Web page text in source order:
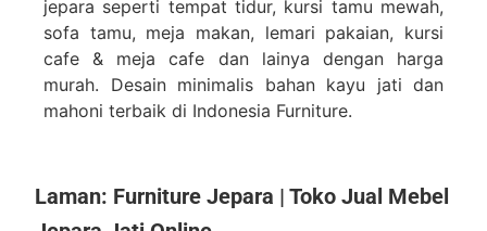
SEMUA PRODUK
jepara seperti tempat tidur, kursi tamu mewah,
sofa tamu, meja makan, lemari pakaian, kursi
cafe & meja cafe dan lainya dengan harga
murah. Desain minimalis bahan kayu jati dan
mahoni terbaik di Indonesia Furniture.
Laman: Furniture Jepara | Toko Jual Mebel